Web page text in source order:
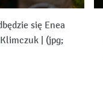
się Enea
(jpg;